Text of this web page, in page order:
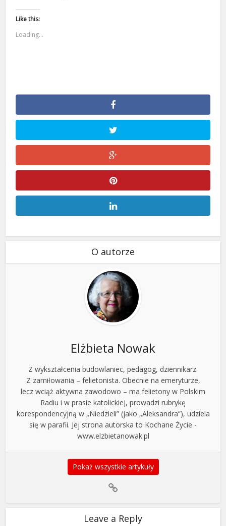
Like this:
Loading...
O autorze
Elżbieta Nowak
Z wykształcenia budowlaniec, pedagog, dziennikarz.
Z zamiłowania – felietonista. Obecnie na emeryturze,
lecz wciąż aktywna zawodowo – ma felietony w Polskim
Radiu i w prasie katolickiej, prowadzi rubrykę
korespondencyjną w „Niedzieli” (jako „Aleksandra”), udziela
się w parafii. Jej strona autorska to Kochane Życie -
www.elzbietanowak.pl
Pokaż wszystkie artykuły
Leave a Reply